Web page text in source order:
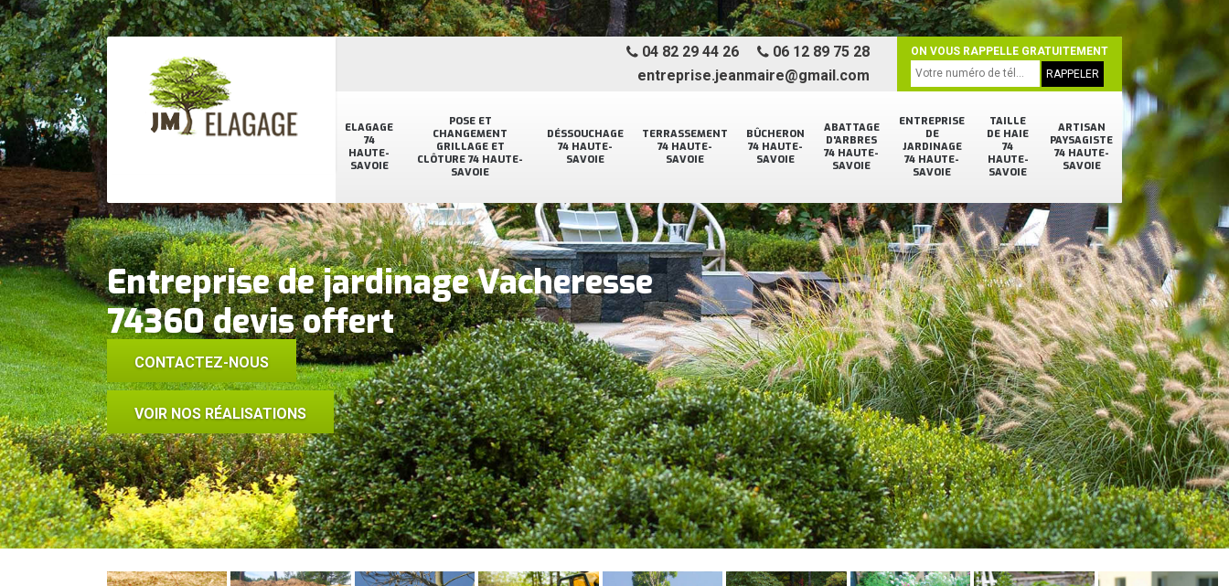
ELAGAGE
74
HAUTE-
SAVOIE
POSE ET
CHANGEMENT
GRILLAGE ET
CLÔTURE 74 HAUTE-
SAVOIE
DÉSSOUCHAGE
74 HAUTE-
SAVOIE
TERRASSEMENT
74 HAUTE-
SAVOIE
BÛCHERON
74 HAUTE-
SAVOIE
ABATTAGE
D'ARBRES
74 HAUTE-
SAVOIE
ENTREPRISE
DE
JARDINAGE
74 HAUTE-
SAVOIE
TAILLE
DE HAIE
74
HAUTE-
SAVOIE
ARTISAN
PAYSAGISTE
74 HAUTE-
SAVOIE
04 82 29 44 26
06 12 89 75 28
entreprise.jeanmaire@gmail.com
ON VOUS RAPPELLE GRATUITEMENT
Entreprise de jardinage Vacheresse
74360 devis offert
CONTACTEZ-NOUS
VOIR NOS RÉALISATIONS